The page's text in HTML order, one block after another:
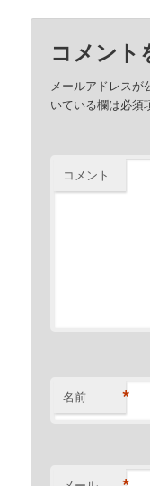
コメント
メールアドレスが
いている欄は必須
コメント
名前 *